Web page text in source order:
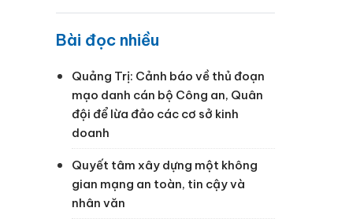
Bài đọc nhiều
Quảng Trị: Cảnh báo về thủ đoạn
mạo danh cán bộ Công an, Quân
đội để lừa đảo các cơ sở kinh
doanh
Quyết tâm xây dựng một không
gian mạng an toàn, tin cậy và
nhân văn